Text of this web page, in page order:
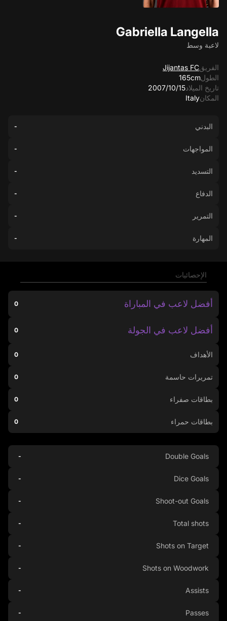
Gabriella Langella
لاعبة وسط
الفريقJijantas FC
الطول165cm
تاريخ الميلاد15‏/10‏/2007
المكانItaly
البدني -
المواجهات -
التسديد -
الدفاع -
التمرير -
المهارة -
الإحصائيات
أفضل لاعب في المباراة 0
أفضل لاعب في الجولة 0
الأهداف 0
تمريرات حاسمة 0
بطاقات صفراء 0
بطاقات حمراء 0
Double Goals
-
Dice Goals
-
Shoot-out Goals
-
Total shots
-
Shots on Target
-
Shots on Woodwork
-
Assists
-
Passes
-